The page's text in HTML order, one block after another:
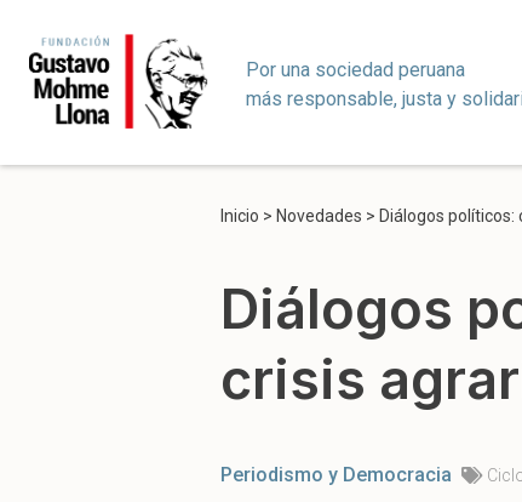
Por una sociedad peruana
más responsable, justa y
Inicio > Novedades > Diálogos
Diálogos
crisis
Periodismo y Democracia